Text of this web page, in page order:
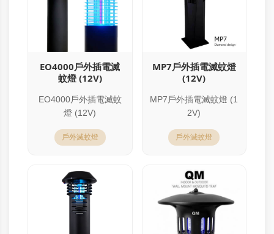
EO4000戶外插電滅
蚊燈 (12V)
EO4000戶外插電滅蚊
燈 (12V)
戶外滅蚊燈
MP7戶外插電滅蚊燈
(12V)
MP7戶外插電滅蚊燈 (1
2V)
戶外滅蚊燈